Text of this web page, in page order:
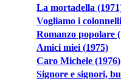
La mortadella
Vogliamo i
Romanzo popolare
Amici miei (1975)
Caro Michele (1976)
Signore e signori,